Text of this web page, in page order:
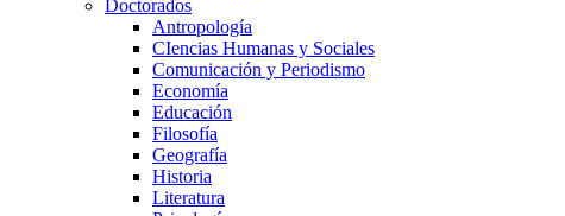
Doctorados
Antropología
CIencias Humanas y Sociales
Comunicación y Periodismo
Economía
Educación
Filosofía
Geografía
Historia
Literatura